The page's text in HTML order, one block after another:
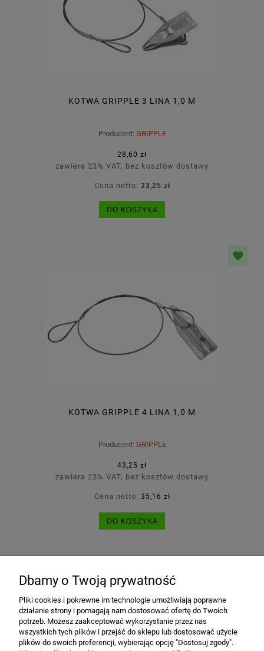
KOTWA GRIPPLE 3 LINA 1,0 M
Producent: GRIPPLE
28,60 zł
zawiera 23% VAT, bez kosztów dostawy
Cena netto: 23,25 zł
DO KOSZYKA
KOTWA GRIPPLE 4 LINA 1,0 M
Producent: GRIPPLE
43,25 zł
zawiera 23% VAT, bez kosztów dostawy
Cena netto: 35,16 zł
DO KOSZYKA
POMOC
MOJE KONTO
Dbamy o Twoją prywatność
Pliki cookies i pokrewne im technologie umożliwiają poprawne
działanie strony i pomagają nam dostosować ofertę do Twoich
potrzeb. Możesz zaakceptować wykorzystanie przez nas
wszystkich tych plików i przejść do sklepu lub dostosować użycie
plików do swoich preferencji, wybierając opcję "Dostosuj zgody".